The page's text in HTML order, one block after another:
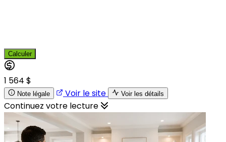
Calculer
1 564 $
Note légale Voir le site Voir les détails
Continuez votre lecture